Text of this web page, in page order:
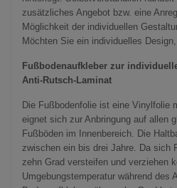
zusätzliches Angebot bzw. eine
Möglichkeit der individuellen
Möchten Sie ein individuelles
Fußbodenaufkleber zur
Anti-Rutsch-Laminat
Die Fußbodenfolie ist eine Vinylfolie
eignet sich zur Anbringung auf allen
Fußböden im Innenbereich. Die
zwischen ein bis drei Jahre. Da sich
zehn Grad versteifen und verziehen
Umgebungstemperatur während des